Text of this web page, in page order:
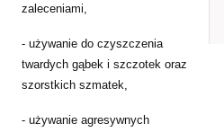
zaleceniami,
- używanie do czyszczenia
twardych gąbek i szczotek oraz
szorstkich szmatek,
- używanie agresywnych